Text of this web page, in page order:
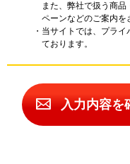
また、弊社で扱う商
ペーンなどのご案内を
・当サイトでは、プラ
ております。